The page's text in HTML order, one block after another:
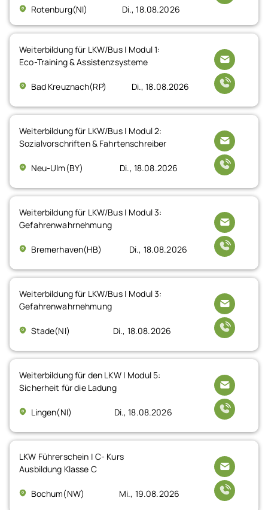
Rotenburg(NI) Di., 18.08.2026
Weiterbildung für LKW/Bus | Modul 1:
Eco-Training & Assistenzsysteme
Bad Kreuznach(RP) Di., 18.08.2026
Weiterbildung für LKW/Bus | Modul 2:
Sozialvorschriften & Fahrtenschreiber
Neu-Ulm(BY) Di., 18.08.2026
Weiterbildung für LKW/Bus | Modul 3:
Gefahrenwahrnehmung
Bremerhaven(HB) Di., 18.08.2026
Weiterbildung für LKW/Bus | Modul 3:
Gefahrenwahrnehmung
Stade(NI) Di., 18.08.2026
Weiterbildung für den LKW | Modul 5:
Sicherheit für die Ladung
Lingen(NI) Di., 18.08.2026
LKW Führerschein | C- Kurs
Ausbildung Klasse C
Bochum(NW) Mi., 19.08.2026